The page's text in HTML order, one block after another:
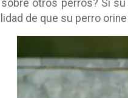
sobre otros perros? Si
de que su perro